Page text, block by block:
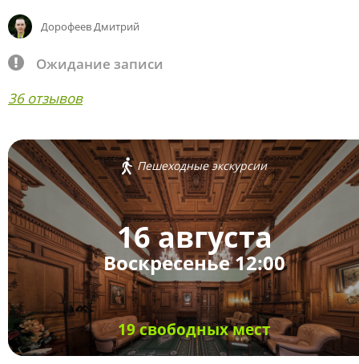
Дорофеев Дмитрий
Ожидание записи
36 отзывов
Пешеходные экскурсии
16 августа
Воскресенье 12:00
19 свободных мест